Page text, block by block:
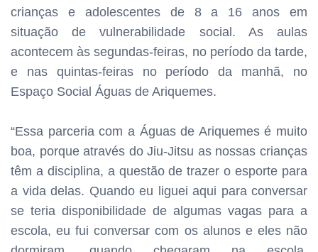
crianças e adolescentes de 8 a 16 anos em
situação de vulnerabilidade social. As aulas
acontecem às segundas-feiras, no período da tarde,
e nas quintas-feiras no período da manhã, no
Espaço Social Águas de Ariquemes.
“Essa parceria com a Águas de Ariquemes é muito
boa, porque através do Jiu-Jitsu as nossas crianças
têm a disciplina, a questão de trazer o esporte para
a vida delas. Quando eu liguei aqui para conversar
se teria disponibilidade de algumas vagas para a
escola, eu fui conversar com os alunos e eles não